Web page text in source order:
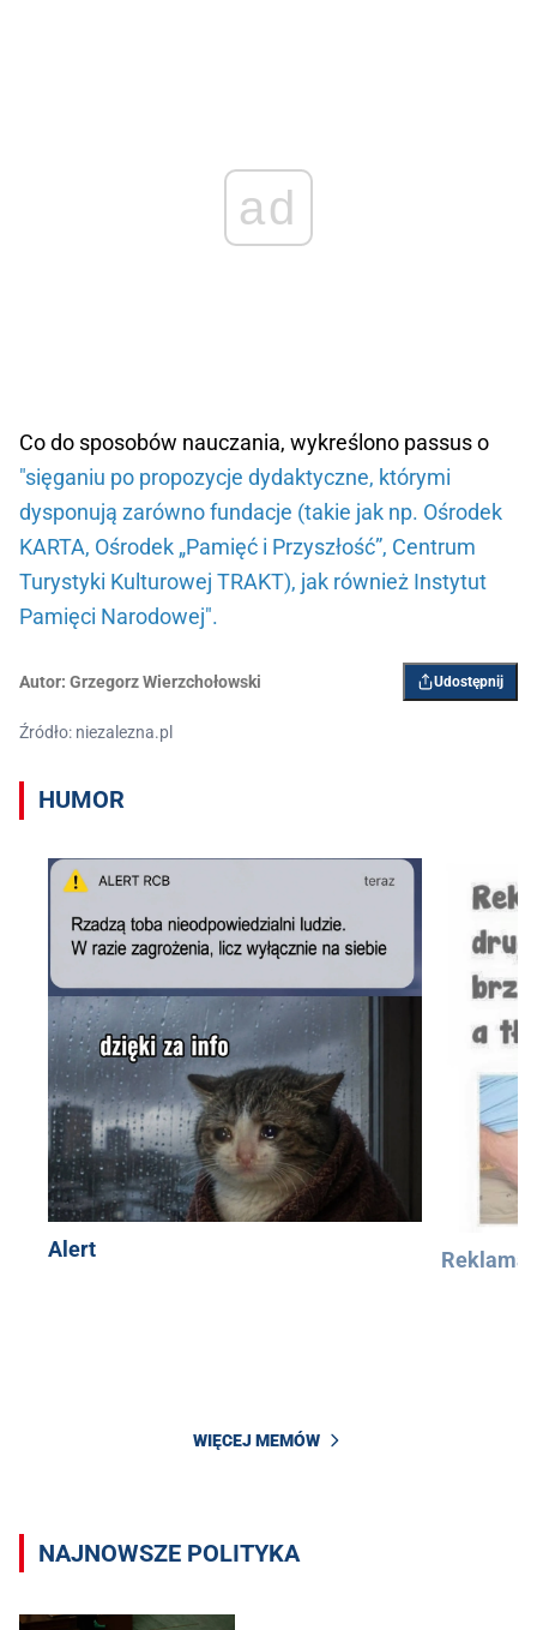
ad
Co do sposobów nauczania, wykreślono passus o
"sięganiu po propozycje dydaktyczne, którymi
dysponują zarówno fundacje (takie jak np. Ośrodek
KARTA, Ośrodek „Pamięć i Przyszłość”, Centrum
Turystyki Kulturowej TRAKT), jak również Instytut
Pamięci Narodowej".
Autor: Grzegorz Wierzchołowski Udostępnij
Źródło: niezalezna.pl
HUMOR
Alert Reklama
WIĘCEJ MEMÓW
NAJNOWSZE POLITYKA